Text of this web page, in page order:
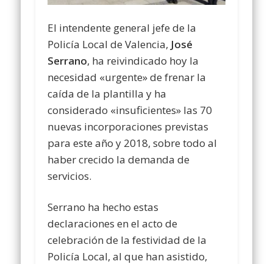
El intendente general jefe de la
Policía Local de Valencia, José
Serrano, ha reivindicado hoy la
necesidad «urgente» de frenar la
caída de la plantilla y ha
considerado «insuficientes» las 70
nuevas incorporaciones previstas
para este año y 2018, sobre todo al
haber crecido la demanda de
servicios.
Serrano ha hecho estas
declaraciones en el acto de
celebración de la festividad de la
Policía Local, al que han asistido,